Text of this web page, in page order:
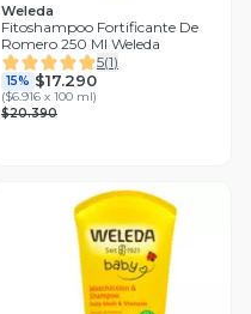
Weleda
Fitoshampoo Fortificante De
Romero 250 Ml Weleda
5(1)
15% $17.290
($6.916 x 100 ml)
$20.390